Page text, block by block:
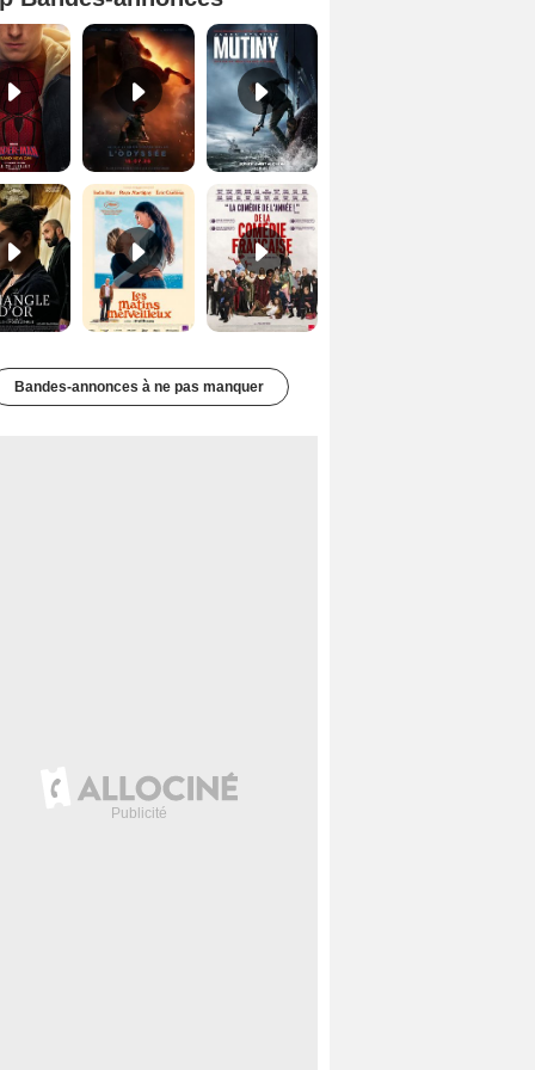
Spider-Man: Brand New Day Bande-annonce VO STFR L'Odyssée Bande-annonce VO STFR
Les Matins merveilleux Bande-annonce VF De la Comédie-Française Teaser VF
Bandes-annonces à ne pas manquer